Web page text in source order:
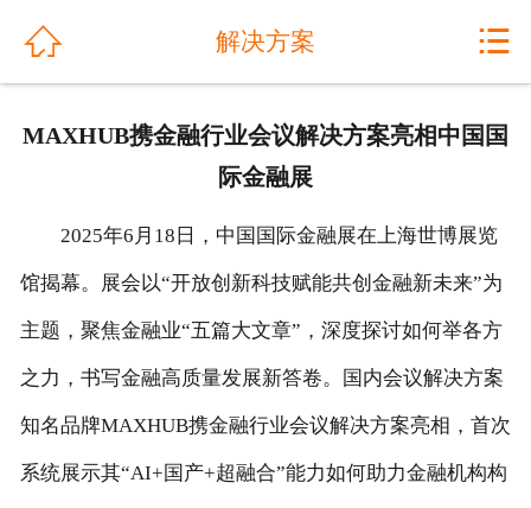
关于我们
公司动态
解决方案
工程案例
产品优势
 解决方案 
MAXHUB携金融行业会议解决方案亮相中国国
际金融展
2025年6月18日，中国国际金融展在上海世博展览
馆揭幕。展会以“开放创新科技赋能共创金融新未来”为
主题，聚焦金融业“五篇大文章”，深度探讨如何举各方
之力，书写金融高质量发展新答卷。国内会议解决方案
知名品牌MAXHUB携金融行业会议解决方案亮相，首次
系统展示其“AI+国产+超融合”能力如何助力金融机构构